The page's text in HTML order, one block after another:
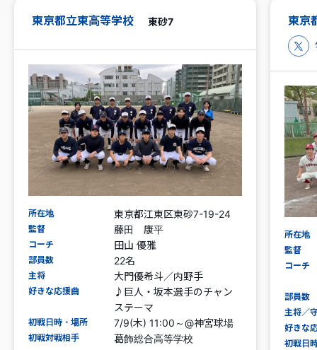
東京都立東高等学校 東砂7
所在地 東京都江東区東砂7-19-24
監督 藤田 康平
コーチ 田山 優雅
部員数 22名
主将 大門優希斗／内野手
好きな応援曲
♪巨人・坂本選手のチャン
ステーマ
初戦日時・場所 7/9(木) 11:00～@神宮球場
初戦対戦相手 葛飾総合高等学校
東京
所在地
監督
コーチ
部員数
主将／
好きな
初戦日